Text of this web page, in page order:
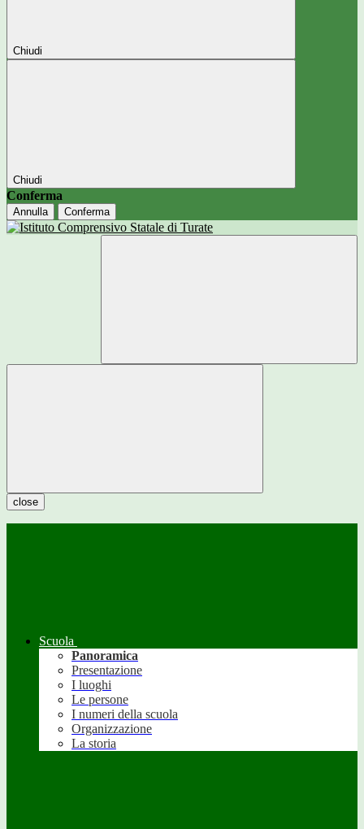
Chiudi
Chiudi
Conferma
Annulla Conferma
close
Scuola
Panoramica
Presentazione
I luoghi
Le persone
I numeri della scuola
Organizzazione
La storia